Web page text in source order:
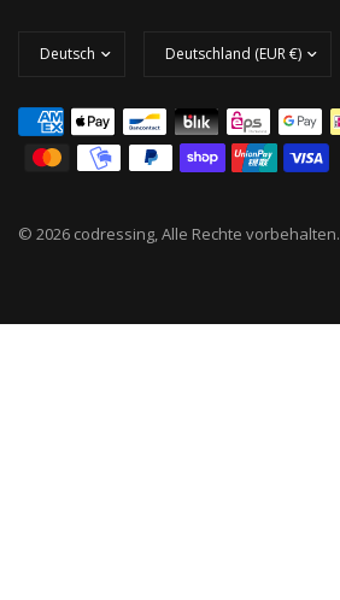
© 2026 codressing, Alle Rechte vorbehalten.